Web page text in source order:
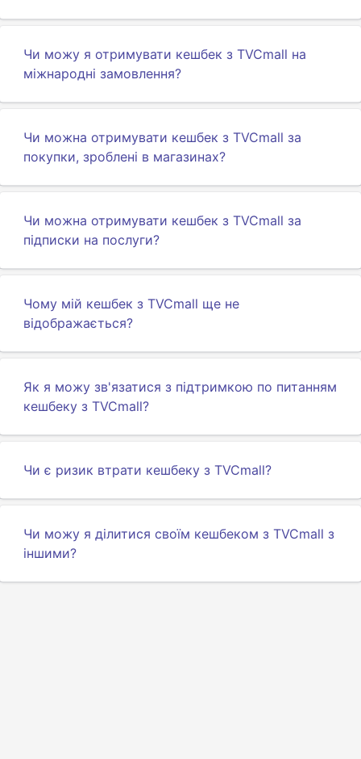
Чи можу я отримувати кешбек з TVCmall на
міжнародні замовлення?
Чи можна отримувати кешбек з TVCmall за
покупки, зроблені в магазинах?
Чи можна отримувати кешбек з TVCmall за
підписки на послуги?
Чому мій кешбек з TVCmall ще не
відображається?
Як я можу зв'язатися з підтримкою по питанням
кешбеку з TVCmall?
Чи є ризик втрати кешбеку з TVCmall?
Чи можу я ділитися своїм кешбеком з TVCmall з
іншими?